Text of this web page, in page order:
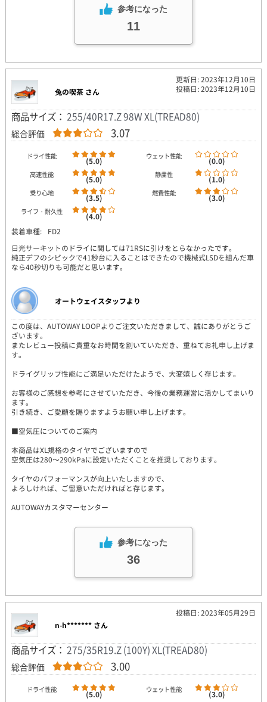
参考になった
11
更新日: 2023年12月10日
投稿日: 2023年12月10日
兔の喫茶 さん
商品サイズ： 255/40R17.Z 98W XL(TREAD80)
総合評価 3.07
ドライ性能 (5.0) ウェット性能 (0.0)
高速性能 (5.0) 静粛性 (1.0)
乗り心地 (3.5) 燃費性能 (3.0)
ライフ・耐久性
(4.0)
装着車種:
FD2
日光サーキットのドライに関しては71RSに引けをとらなかったです。
純正デフのシビックで41秒台に入ることはできたので機械式LSDを組んだ車
なら40秒切りも可能だと思います。
オートウェイスタッフより
この度は、AUTOWAY LOOPよりご注文いただきまして、誠にありがとうご
ざいます。
またレビュー投稿に貴重なお時間を割いていただき、重ねてお礼申し上げま
す。
ドライグリップ性能にご満足いただけたようで、大変嬉しく存じます。
お客様のご感想を参考にさせていただき、今後の業務運営に活かしてまいり
ます。
引き続き、ご愛顧を賜りますようお願い申し上げます。
■空気圧についてのご案内
本商品はXL規格のタイヤでございますので
空気圧は280～290kPaに設定いただくことを推奨しております。
タイヤのパフォーマンスが向上いたしますので、
よろしければ、ご留意いただければと存じます。
AUTOWAYカスタマーセンター
参考になった
36
投稿日: 2023年05月29日
n-h******* さん
商品サイズ： 275/35R19.Z (100Y) XL(TREAD80)
総合評価 3.00
ドライ性能 (5.0) ウェット性能 (3.0)